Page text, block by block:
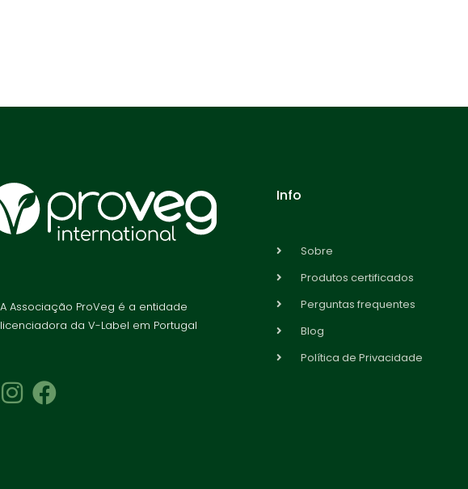
A Associação ProVeg é a entidade
licenciadora da V-Label em Portugal
Info
Sobre
Produtos certificados
Perguntas frequentes
Blog
Política de Privacidade